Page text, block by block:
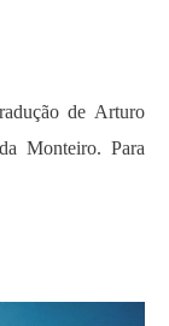
de Arturo
Monteiro. Para